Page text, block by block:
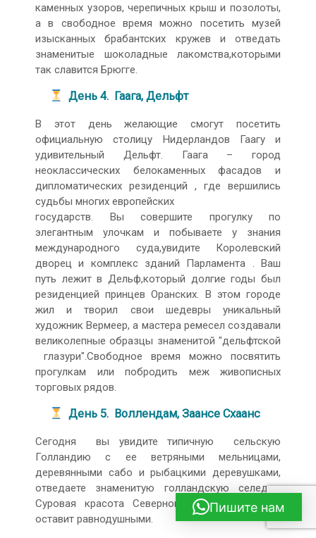
каменных узоров, черепичных крыш и позолоты,
а в свободное время можно посетить музей
изысканных брабантских кружев и отведать
знаменитые шоколадные лакомства,которыми
так славится Брюгге.
День 4. Гаага, Дельфт
В этот день желающие смогут посетить
официальную столицу Нидерландов Гаагу и
удивительный Дельфт. Гаага – город
неоклассических белокаменных фасадов и
дипломатических резиденций , где вершились
судьбы многих европейских
государств. Вы совершите прогулку по
элегантным улочкам и побываете у знания
международного суда,увидите Королевский
дворец и комплекс зданий Парламента . Ваш
путь лежит в Дельф,который долгие годы был
резиденцией принцев Оранских. В этом городе
жил и творил свои шедевры уникальный
художник Вермеер, а мастера ремесел создавали
великолепные образцы знаменитой "дельфтской
глазури".Свободное время можно посвятить
прогулкам или побродить меж живописных
торговых рядов.
День 5. Воллендам, Заансе Схаанс
Сегодня вы увидите типичную сельскую
Голландию с ее ветряными мельницами,
деревянными сабо и рыбацкими деревушками,
отведаете знаменитую голландскую селедку.
Суровая красота Северного моря никого не
оставит равнодушными.
Пишите нам